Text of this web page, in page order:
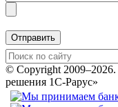
Отправить
© Copyright 2009–2026.
решения 1С-Рарус»